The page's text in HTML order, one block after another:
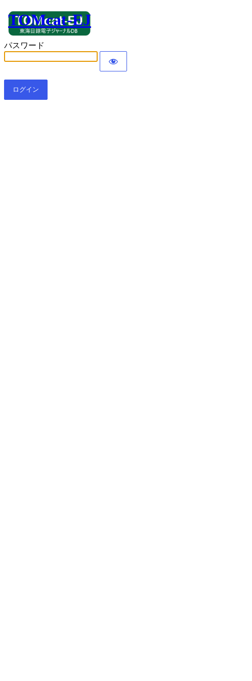
TOMcat-EJ
パスワード